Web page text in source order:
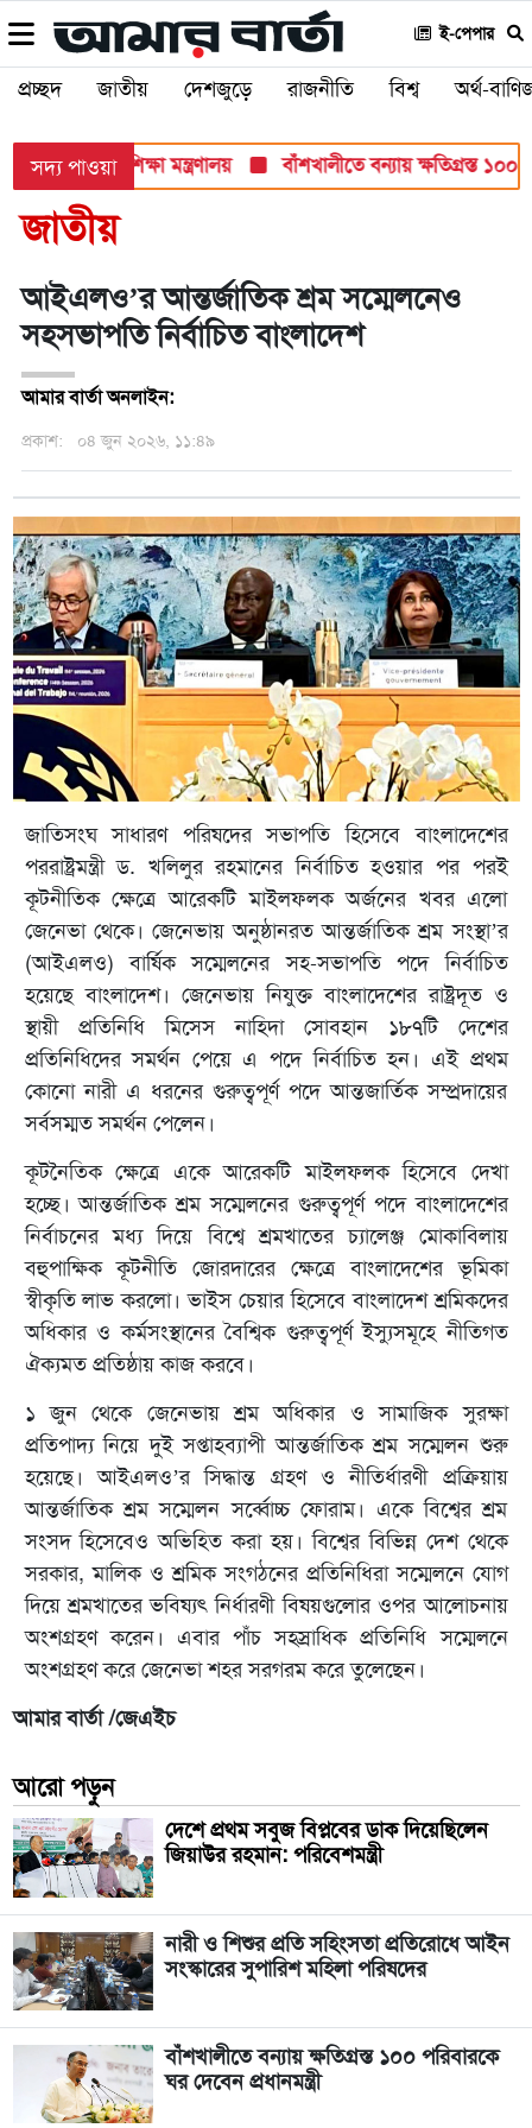
ই-পেপার
প্রচ্ছদ জাতীয় দেশজুড়ে রাজনীতি বিশ্ব অর্থ-
সদ্য পাওয়া
পরীক্ষায়: শিক্ষা মন্ত্রণালয় বাঁশখালীতে বন্যায় ক্ষতিগ্রস্ত ১০০
জাতীয়
আইএলও’র আন্তর্জাতিক শ্রম সম্মেলনেও
সহসভাপতি নির্বাচিত বাংলাদেশ
আমার বার্তা অনলাইন:
প্রকাশ: ০৪ জুন ২০২৬, ১১:৪৯
জাতিসংঘ সাধারণ পরিষদের সভাপতি হিসেবে বাংলাদেশের
পররাষ্ট্রমন্ত্রী ড. খলিলুর রহমানের নির্বাচিত হওয়ার পর পরই
কূটনীতিক ক্ষেত্রে আরেকটি মাইলফলক অর্জনের খবর এলো
জেনেভা থেকে। জেনেভায় অনুষ্ঠানরত আন্তর্জাতিক শ্রম সংস্থা’র
(আইএলও) বার্ষিক সম্মেলনের সহ-সভাপতি পদে নির্বাচিত
হয়েছে বাংলাদেশ। জেনেভায় নিযুক্ত বাংলাদেশের রাষ্ট্রদূত ও
স্থায়ী প্রতিনিধি মিসেস নাহিদা সোবহান ১৮৭টি দেশের
প্রতিনিধিদের সমর্থন পেয়ে এ পদে নির্বাচিত হন। এই প্রথম
কোনো নারী এ ধরনের গুরুত্বপূর্ণ পদে আন্তজার্তিক সম্প্রদায়ের
সর্বসম্মত সমর্থন পেলেন।
কূটনৈতিক ক্ষেত্রে একে আরেকটি মাইলফলক হিসেবে দেখা
হচ্ছে। আন্তর্জাতিক শ্রম সম্মেলনের গুরুত্বপূর্ণ পদে বাংলাদেশের
নির্বাচনের মধ্য দিয়ে বিশ্বে শ্রমখাতের চ্যালেঞ্জ মোকাবিলায়
বহুপাক্ষিক কূটনীতি জোরদারের ক্ষেত্রে বাংলাদেশের ভূমিকা
স্বীকৃতি লাভ করলো। ভাইস চেয়ার হিসেবে বাংলাদেশ শ্রমিকদের
অধিকার ও কর্মসংস্থানের বৈশ্বিক গুরুত্বপূর্ণ ইস্যুসমূহে নীতিগত
ঐক্যমত প্রতিষ্ঠায় কাজ করবে।
১ জুন থেকে জেনেভায় শ্রম অধিকার ও সামাজিক সুরক্ষা
প্রতিপাদ্য নিয়ে দুই সপ্তাহব্যাপী আন্তর্জাতিক শ্রম সম্মেলন শুরু
হয়েছে। আইএলও’র সিদ্ধান্ত গ্রহণ ও নীতির্ধারণী প্রক্রিয়ায়
আন্তর্জাতিক শ্রম সম্মেলন সর্ব্বোচ্চ ফোরাম। একে বিশ্বের শ্রম
সংসদ হিসেবেও অভিহিত করা হয়। বিশ্বের বিভিন্ন দেশ থেকে
সরকার, মালিক ও শ্রমিক সংগঠনের প্রতিনিধিরা সম্মেলনে যোগ
দিয়ে শ্রমখাতের ভবিষ্যৎ নির্ধারণী বিষয়গুলোর ওপর আলোচনায়
অংশগ্রহণ করেন। এবার পাঁচ সহস্রাধিক প্রতিনিধি সম্মেলনে
অংশগ্রহণ করে জেনেভা শহর সরগরম করে তুলেছেন।
আমার বার্তা /জেএইচ
আরো পড়ুন
দেশে প্রথম সবুজ বিপ্লবের ডাক দিয়েছিলেন
জিয়াউর রহমান: পরিবেশমন্ত্রী
নারী ও শিশুর প্রতি সহিংসতা প্রতিরোধে আইন
সংস্কারের সুপারিশ মহিলা পরিষদের
বাঁশখালীতে বন্যায় ক্ষতিগ্রস্ত ১০০ পরিবারকে
ঘর দেবেন প্রধানমন্ত্রী